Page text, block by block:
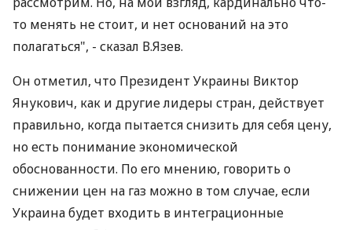
то менять не стоит, и нет оснований на это
полагаться", - сказал В.Язев.
Он отметил, что Президент Украины Виктор
Янукович, как и другие лидеры стран, действует
правильно, когда пытается снизить для себя цену,
но есть понимание экономической
обоснованности. По его мнению, говорить о
снижении цен на газ можно в том случае, если
Украина будет входить в интеграционные